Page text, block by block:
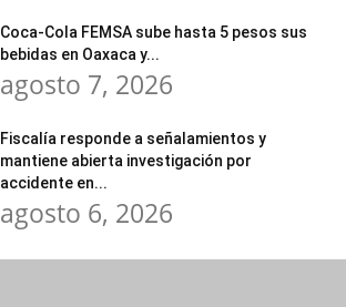
Coca-Cola FEMSA sube hasta 5 pesos sus
bebidas en Oaxaca y...
agosto 7, 2026
Fiscalía responde a señalamientos y
mantiene abierta investigación por
accidente en...
agosto 6, 2026